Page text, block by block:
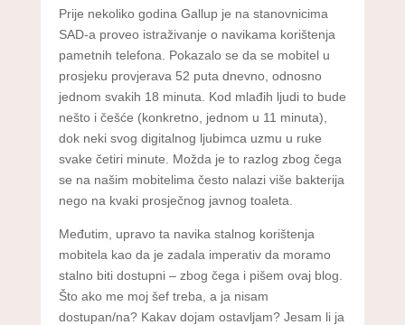
Prije nekoliko godina Gallup je na stanovnicima
SAD-a proveo istraživanje o navikama korištenja
pametnih telefona. Pokazalo se da se mobitel u
prosjeku provjerava 52 puta dnevno, odnosno
jednom svakih 18 minuta. Kod mlađih ljudi to bude
nešto i češće (konkretno, jednom u 11 minuta),
dok neki svog digitalnog ljubimca uzmu u ruke
svake četiri minute. Možda je to razlog zbog čega
se na našim mobitelima često nalazi više bakterija
nego na kvaki prosječnog javnog toaleta.
Međutim, upravo ta navika stalnog korištenja
mobitela kao da je zadala imperativ da moramo
stalno biti dostupni – zbog čega i pišem ovaj blog.
Što ako me moj šef treba, a ja nisam
dostupan/na? Kakav dojam ostavljam? Jesam li ja